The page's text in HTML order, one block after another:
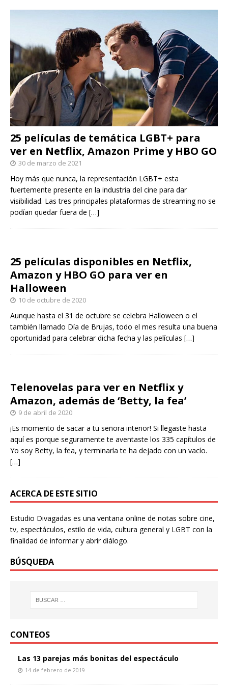
25 películas de temática LGBT+ para
ver en Netflix, Amazon Prime y HBO GO
30 de marzo de 2021
Hoy más que nunca, la representación LGBT+ esta
fuertemente presente en la industria del cine para dar
visibilidad. Las tres principales plataformas de streaming no se
podían quedar fuera de […]
25 películas disponibles en Netflix,
Amazon y HBO GO para ver en
Halloween
10 de octubre de 2020
Aunque hasta el 31 de octubre se celebra Halloween o el
también llamado Día de Brujas, todo el mes resulta una buena
oportunidad para celebrar dicha fecha y las películas […]
Telenovelas para ver en Netflix y
Amazon, además de ‘Betty, la fea’
9 de abril de 2020
¡Es momento de sacar a tu señora interior! Si llegaste hasta
aquí es porque seguramente te aventaste los 335 capítulos de
Yo soy Betty, la fea, y terminarla te ha dejado con un vacío.
[…]
ACERCA DE ESTE SITIO
Estudio Divagadas es una ventana online de notas sobre cine,
tv, espectáculos, estilo de vida, cultura general y LGBT con la
finalidad de informar y abrir diálogo.
BÚSQUEDA
CONTEOS
Las 13 parejas más bonitas del espectáculo
14 de febrero de 2019